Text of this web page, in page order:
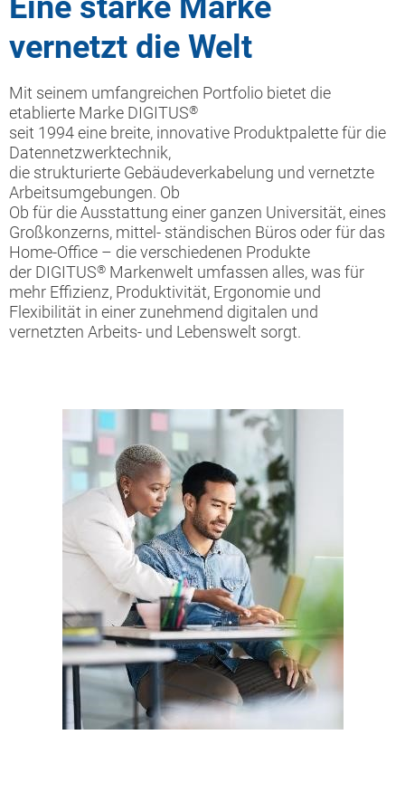
Eine starke Marke
vernetzt die Welt
Mit seinem umfangreichen Portfolio bietet die
etablierte Marke DIGITUS®
seit 1994 eine breite, innovative Produktpalette für die
Datennetzwerktechnik,
die strukturierte Gebäudeverkabelung und vernetzte
Arbeitsumgebungen. Ob
Ob für die Ausstattung einer ganzen Universität, eines
Großkonzerns, mittel- ständischen Büros oder für das
Home-Office – die verschiedenen Produkte
der DIGITUS® Markenwelt umfassen alles, was für
mehr Effizienz, Produktivität, Ergonomie und
Flexibilität in einer zunehmend digitalen und
vernetzten Arbeits- und Lebenswelt sorgt.